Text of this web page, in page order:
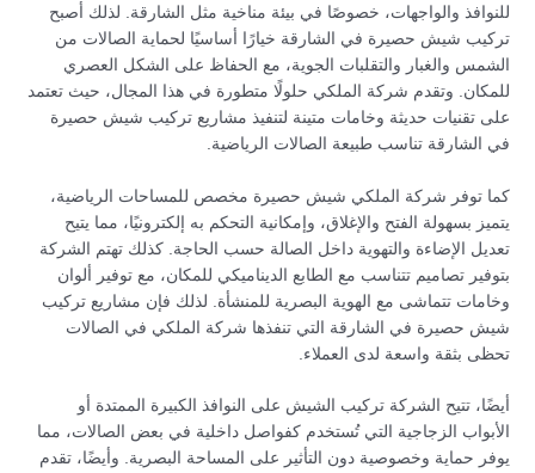
للنوافذ والواجهات، خصوصًا في بيئة مناخية مثل الشارقة. لذلك أصبح
تركيب شيش حصيرة في الشارقة خيارًا أساسيًا لحماية الصالات من
الشمس والغبار والتقلبات الجوية، مع الحفاظ على الشكل العصري
للمكان. وتقدم شركة الملكي حلولًا متطورة في هذا المجال، حيث تعتمد
على تقنيات حديثة وخامات متينة لتنفيذ مشاريع تركيب شيش حصيرة
في الشارقة تناسب طبيعة الصالات الرياضية.
كما توفر شركة الملكي شيش حصيرة مخصص للمساحات الرياضية،
يتميز بسهولة الفتح والإغلاق، وإمكانية التحكم به إلكترونيًا، مما يتيح
تعديل الإضاءة والتهوية داخل الصالة حسب الحاجة. كذلك تهتم الشركة
بتوفير تصاميم تتناسب مع الطابع الديناميكي للمكان، مع توفير ألوان
وخامات تتماشى مع الهوية البصرية للمنشأة. لذلك فإن مشاريع تركيب
شيش حصيرة في الشارقة التي تنفذها شركة الملكي في الصالات
تحظى بثقة واسعة لدى العملاء.
أيضًا، تتيح الشركة تركيب الشيش على النوافذ الكبيرة الممتدة أو
الأبواب الزجاجية التي تُستخدم كفواصل داخلية في بعض الصالات، مما
يوفر حماية وخصوصية دون التأثير على المساحة البصرية. وأيضًا، تقدم